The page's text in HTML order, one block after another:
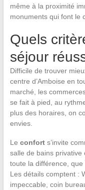
même à la proximité
monuments qui font le
Quels
séjour
Difficile de trouver
centre d’Amboise en
marché, les
se fait à pied, au
plus des horaires, on
envies.
Le conforts’invite
salle de bains privative
toute la différence, que
Les détails comptent :
impeccable, coin